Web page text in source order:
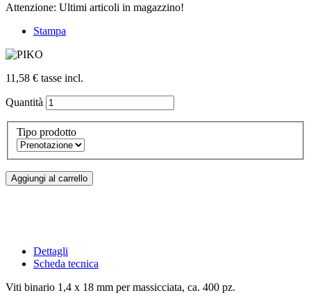
Attenzione: Ultimi articoli in magazzino!
Stampa
11,58 € tasse incl.
Quantità
Tipo prodotto
Aggiungi al carrello
Dettagli
Scheda tecnica
Viti binario 1,4 x 18 mm per massicciata, ca. 400 pz.